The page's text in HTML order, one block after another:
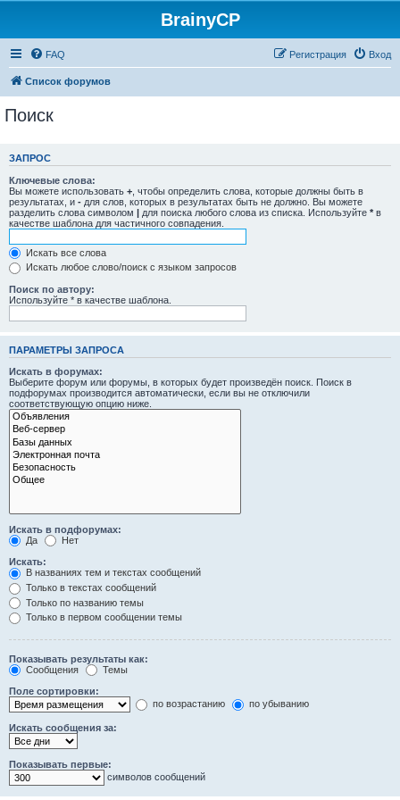
BrainyCP
FAQ Вход
Регистрация
Список форумов
Поиск
ЗАПРОС
Ключевые слова:
Вы можете использовать + , чтобы определить слова, которые должны быть в
результатах, и - для слов, которых в результатах быть не должно. Вы можете
разделить слова символом | для поиска любого слова из списка. Используйте * в
качестве шаблона для частичного совпадения.
Искать все слова
Искать любое слово/поиск с языком запросов
Поиск по автору:
Используйте * в качестве шаблона.
ПАРАМЕТРЫ ЗАПРОСА
Искать в форумах:
Выберите форум или форумы, в которых будет произведён поиск. Поиск в
подфорумах производится автоматически, если вы не отключили
соответствующую опцию ниже.
Искать в подфорумах:
Да
Нет
Искать:
В названиях тем и текстах сообщений
Только в текстах сообщений
Только по названию темы
Только в первом сообщении темы
Показывать результаты как:
Сообщения
Темы
Поле сортировки:
по возрастанию
по убыванию
Искать сообщения за:
Показывать первые:
символов сообщений